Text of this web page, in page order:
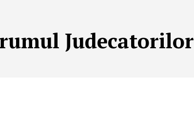
Judecatorilor